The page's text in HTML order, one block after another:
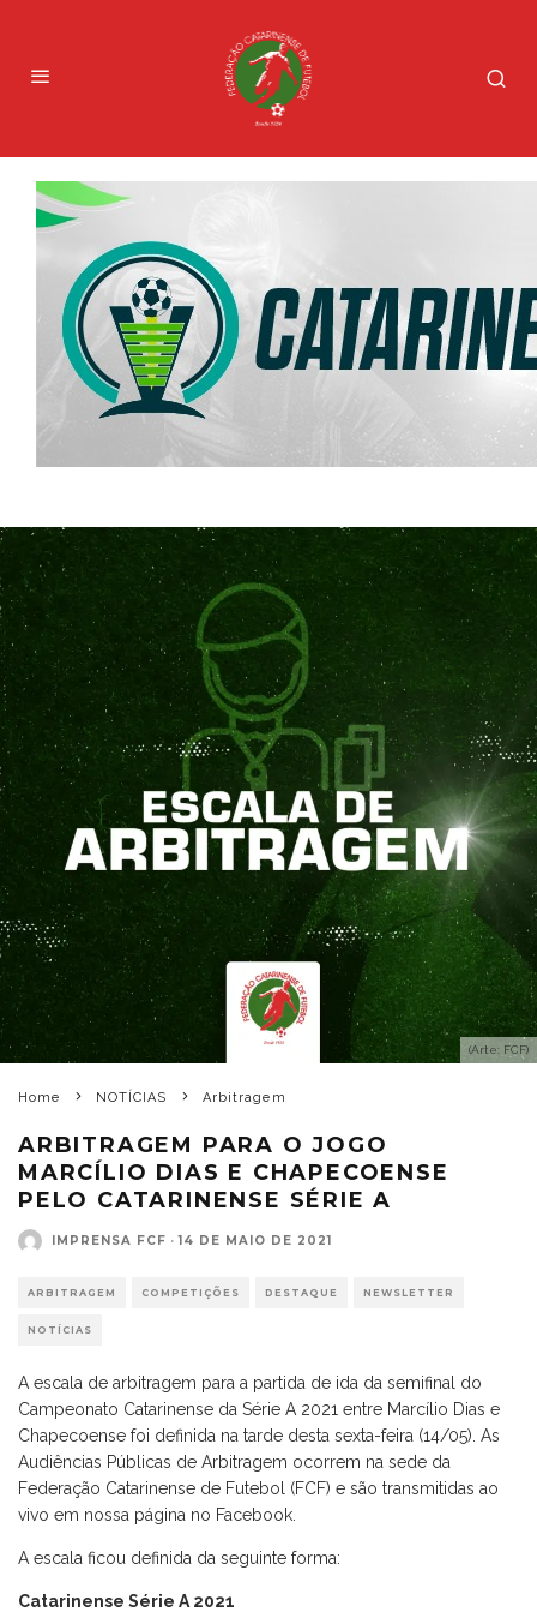
(Arte: FCF)
Home NOTÍCIAS Arbitragem
ARBITRAGEM PARA O JOGO
MARCÍLIO DIAS E CHAPECOENSE
PELO CATARINENSE SÉRIE A
IMPRENSA FCF · 14 DE MAIO DE 2021
ARBITRAGEM COMPETIÇÕES DESTAQUE NEWSLETTER
NOTÍCIAS
A escala de arbitragem para a partida de ida da semifinal do
Campeonato Catarinense da Série A 2021 entre Marcílio Dias e
Chapecoense foi definida na tarde desta sexta-feira (14/05). As
Audiências Públicas de Arbitragem ocorrem na sede da
Federação Catarinense de Futebol (FCF) e são transmitidas ao
vivo em nossa página no Facebook.
A escala ficou definida da seguinte forma:
Catarinense Série A 2021